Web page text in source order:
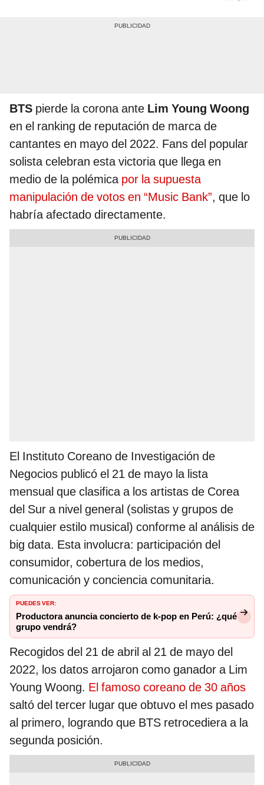
BTS pierde la corona ante Lim Young Woong
en el ranking de reputación de marca de
cantantes en mayo del 2022. Fans del popular
solista celebran esta victoria que llega en
medio de la polémicapor la supuesta
manipulación de votos en “Music Bank”, que lo
habría afectado directamente.
El Instituto Coreano de Investigación de
Negocios publicó el 21 de mayo la lista
mensual que clasifica a los artistas de Corea
del Sur a nivel general (solistas y grupos de
cualquier estilo musical) conforme al análisis de
big data. Esta involucra: participación del
consumidor, cobertura de los medios,
comunicación y conciencia comunitaria.
PUEDES VER:
Productora anuncia concierto de k-pop en Perú: ¿qué
grupo vendrá?
Recogidos del 21 de abril al 21 de mayo del
2022, los datos arrojaron como ganador a Lim
Young Woong. El famoso coreano de 30 años
saltó del tercer lugar que obtuvo el mes pasado
al primero, logrando que BTS retrocediera a la
segunda posición.